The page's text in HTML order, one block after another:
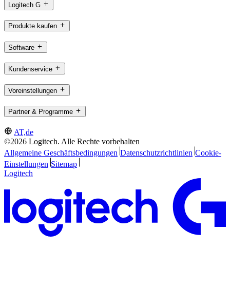
Logitech G
Produkte kaufen
Software
Kundenservice
Voreinstellungen
Partner & Programme
AT,de
©2026 Logitech. Alle Rechte vorbehalten
Allgemeine Geschäftsbedingungen Datenschutzrichtlinien Cookie-
Einstellungen Sitemap
Logitech